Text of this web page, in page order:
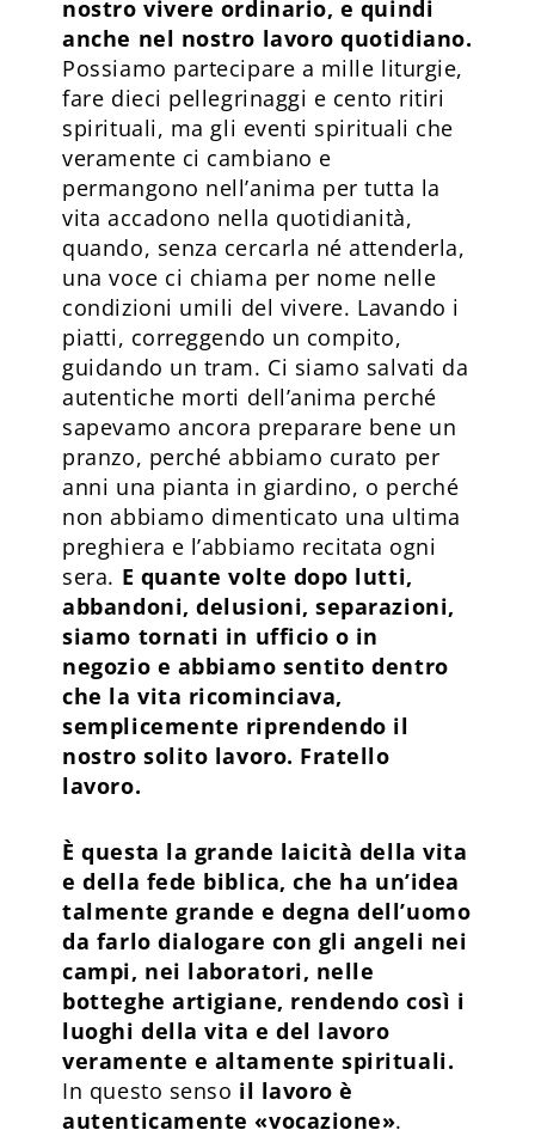
nostro vivere ordinario, e quindi
anche nel nostro lavoro quotidiano.
Possiamo partecipare a mille liturgie,
fare dieci pellegrinaggi e cento ritiri
spirituali, ma gli eventi spirituali che
veramente ci cambiano e
permangono nell’anima per tutta la
vita accadono nella quotidianità,
quando, senza cercarla né attenderla,
una voce ci chiama per nome nelle
condizioni umili del vivere. Lavando i
piatti, correggendo un compito,
guidando un tram. Ci siamo salvati da
autentiche morti dell’anima perché
sapevamo ancora preparare bene un
pranzo, perché abbiamo curato per
anni una pianta in giardino, o perché
non abbiamo dimenticato una ultima
preghiera e l’abbiamo recitata ogni
sera. E quante volte dopo lutti,
abbandoni, delusioni, separazioni,
siamo tornati in ufficio o in
negozio e abbiamo sentito dentro
che la vita ricominciava,
semplicemente riprendendo il
nostro solito lavoro. Fratello
lavoro.
È questa la grande laicità della vita
e della fede biblica, che ha un’idea
talmente grande e degna dell’uomo
da farlo dialogare con gli angeli nei
campi, nei laboratori, nelle
botteghe artigiane, rendendo così i
luoghi della vita e del lavoro
veramente e altamente spirituali.
In questo senso il lavoro è
autenticamente «vocazione».